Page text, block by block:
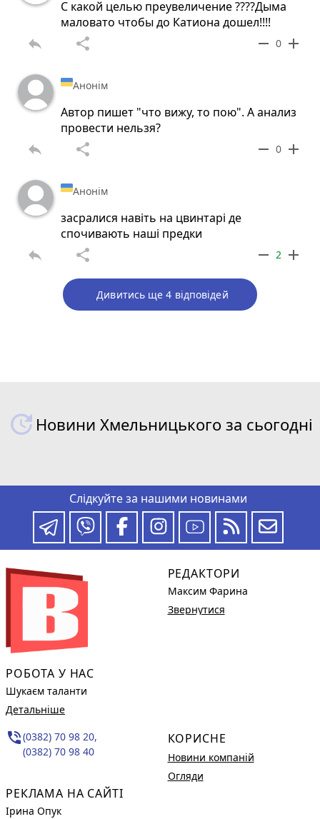
С какой целью преувеличение ????Дыма
маловато чтобы до Катиона дошел!!!!
reply share remove 0 add
Анонім
Автор пишет "что вижу, то пою". А анализ
провести нельзя?
reply share remove 0 add
Анонім
засралися навіть на цвинтарі де
спочивають наші предки
reply share remove 2 add
Дивитись ще 4 відповідей
Новини Хмельницького за сьогодні
Слідкуйте за нашими новинами
РОБОТА У НАС
Шукаєм таланти
Детальніше
phone_in_talk(0382) 70 98 20,
(0382) 70 98 40
РЕКЛАМА НА САЙТІ
Ірина Опук
РЕДАКТОРИ
Максим Фарина
Звернутися
КОРИСНЕ
Новини компаній
Огляди